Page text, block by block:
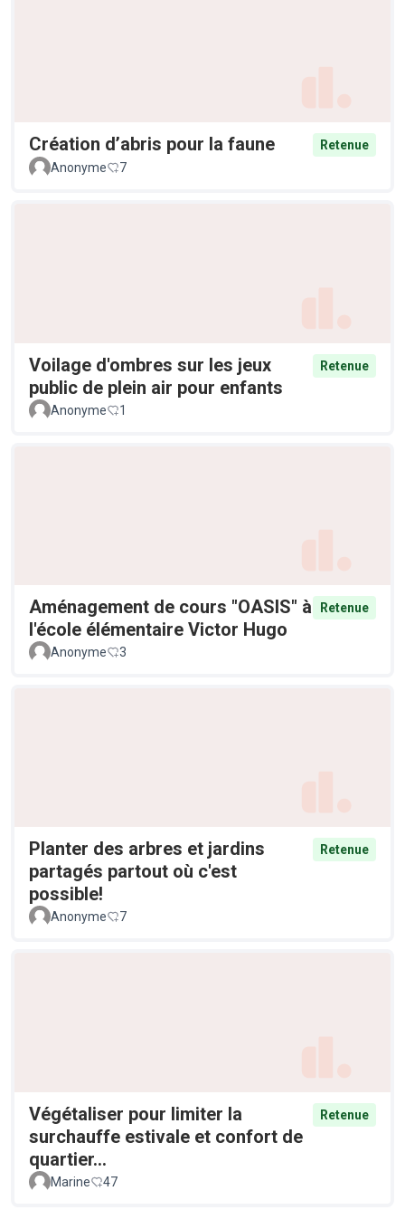
Création d’abris pour la faune
Retenue
Anonyme
7
Voilage d'ombres sur les jeux
public de plein air pour enfants
Retenue
Anonyme 1
Aménagement de cours "OASIS" à
l'école élémentaire Victor Hugo
Retenue
Anonyme 3
Planter des arbres et jardins
partagés partout où c'est
possible!
Retenue
Anonyme 7
Végétaliser pour limiter la
surchauffe estivale et confort de
quartier...
Retenue
Marine 47